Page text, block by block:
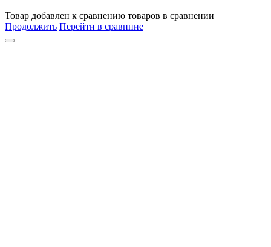
Товар добавлен к сравнению товаров в сравнении
Продолжить Перейти в сравнние